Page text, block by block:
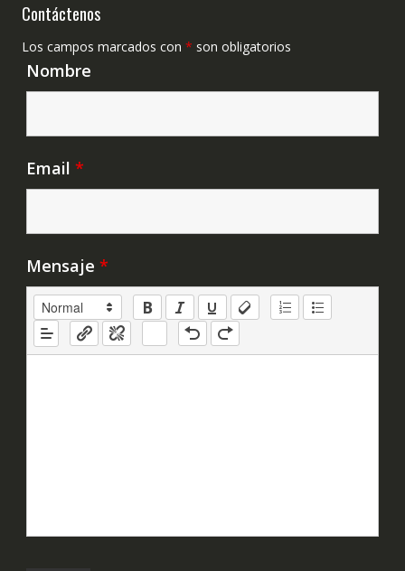
Contáctenos
Los campos marcados con * son obligatorios
Nombre
Email *
Mensaje *